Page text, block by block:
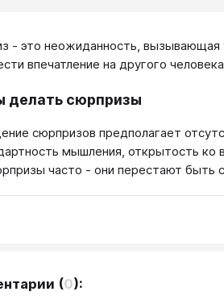
- это неожиданность, вызывающая
впечатление на другого
делать сюрпризы
сюрпризов предполагает
мышления, открытость ко
часто - они перестают быть
(0):